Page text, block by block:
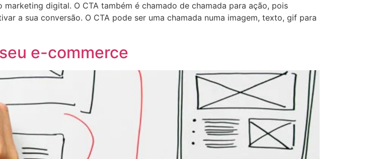
digital. O CTA também é chamado de chamada para ação, pois
a sua conversão. O CTA pode ser uma chamada numa imagem, texto, gif para
e-commerce